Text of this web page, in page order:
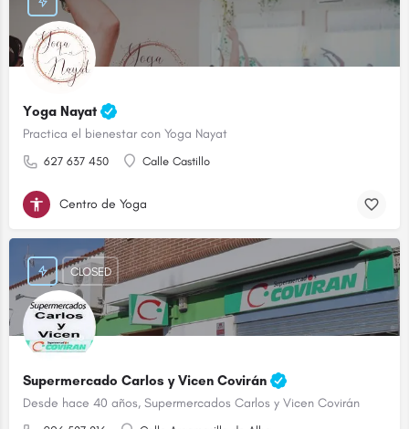
Yoga Nayat
Practica el bienestar con Yoga Nayat
627 637 450 Calle Castillo
Centro de Yoga
Supermercado Carlos y Vicen Covirán
Desde hace 40 años, Supermercados Carlos y Vicen Covirán
CLOSED